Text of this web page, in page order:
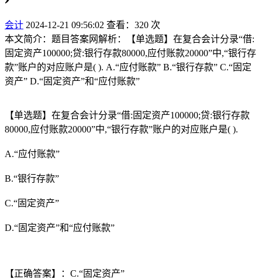
会计 2024-12-21 09:56:02 查看：320 次
本文简介：题目答案网解析：【单选题】在复合会计分录“借:
固定资产100000;贷:银行存款80000,应付账款20000”中,“银行存
款”账户的对应账户是( ). A.“应付账款” B.“银行存款” C.“固定
资产” D.“固定资产”和“应付账款”
【单选题】在复合会计分录“借:固定资产100000;贷:银行存款
80000,应付账款20000”中,“银行存款”账户的对应账户是( ).
A.“应付账款”
B.“银行存款”
C.“固定资产”
D.“固定资产”和“应付账款”
【正确答案】：C.“固定资产”